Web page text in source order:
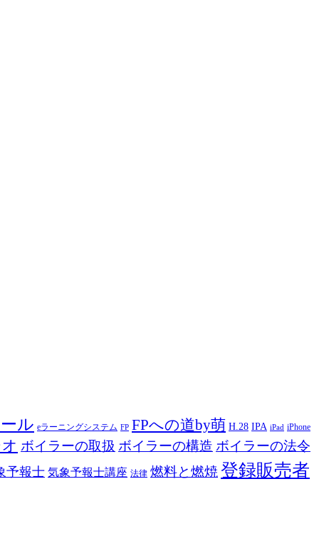
ル eラーニングシステム FP FPへの道by萌 H.28 IPA iPad iPhone
ボイラーの取扱 ボイラーの構造 ボイラーの法令
予報士 気象予報士講座 法律 燃料と燃焼 登録販売者